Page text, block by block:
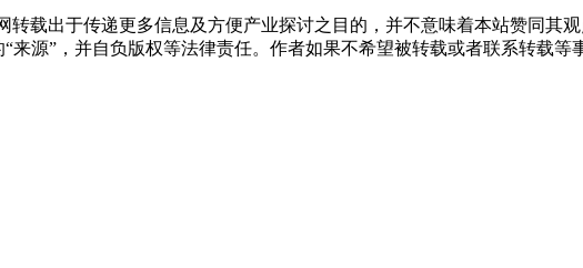
载出于传递更多信息及方便产业探讨之目的，并不意味着本站赞同其
源”，并自负版权等法律责任。作者如果不希望被转载或者联系转载等